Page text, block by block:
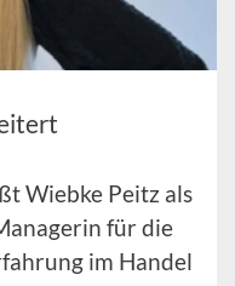
Wiebke Peitz als
für die
im Handel